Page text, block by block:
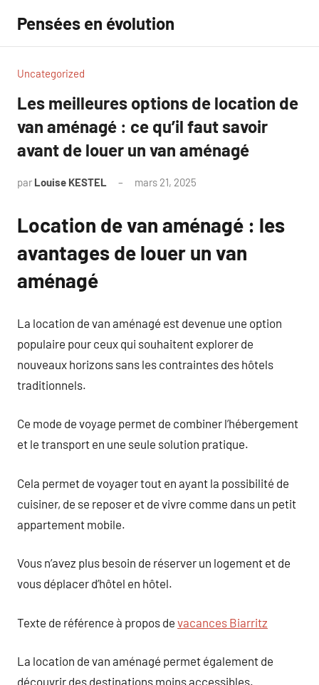
contenu
Pensées en évolution
Uncategorized
Les meilleures options de location de
van aménagé : ce qu’il faut savoir
avant de louer un van aménagé
par Louise KESTEL mars 21, 2025
Location de van aménagé : les
avantages de louer un van
aménagé
La location de van aménagé est devenue une option
populaire pour ceux qui souhaitent explorer de
nouveaux horizons sans les contraintes des hôtels
traditionnels.
Ce mode de voyage permet de combiner l’hébergement
et le transport en une seule solution pratique.
Cela permet de voyager tout en ayant la possibilité de
cuisiner, de se reposer et de vivre comme dans un petit
appartement mobile.
Vous n’avez plus besoin de réserver un logement et de
vous déplacer d’hôtel en hôtel.
Texte de référence à propos de vacances Biarritz
La location de van aménagé permet également de
découvrir des destinations moins accessibles.